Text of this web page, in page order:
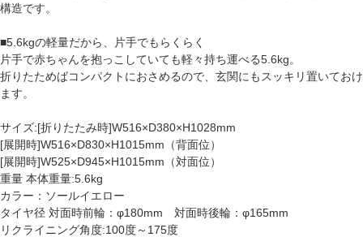
構造です。
■5.6kgの軽量だから、片手でもらくらく
片手で赤ちゃんを抱っこしていても軽々持ち運べる5.6kg。
折りたためばコンパクトにおさめるので、玄関にもスッキリ置いておけ
ます。
サイズ:[折りたたみ時]W516×D380×H1028mm
[展開時]W516×D830×H1015mm（背面位）
[展開時]W525×D945×H1015mm（対面位）
重量 本体重量:5.6kg
カラー：ソールイエロー
タイヤ径 対面時前輪：φ180mm 対面時後輪：φ165mm
リクライニング角度:100度～175度